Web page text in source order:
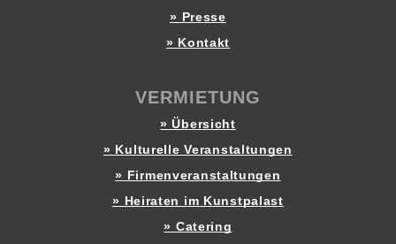
» Presse
» Kontakt
VERMIETUNG
» Übersicht
» Kulturelle Veranstaltungen
» Firmenveranstaltungen
» Heiraten im Kunstpalast
» Catering